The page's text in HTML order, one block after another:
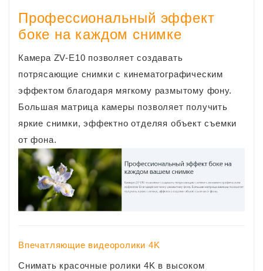
Профессиональный эффект
боке на каждом снимке
Камера ZV-E10 позволяет создавать
потрясающие снимки с кинематографическим
эффектом благодаря мягкому размытому фону.
Большая матрица камеры позволяет получить
яркие снимки, эффектно отделяя объект съемки
от фона.
Впечатляющие видеоролики 4K
Снимать красочные ролики 4K в высоком